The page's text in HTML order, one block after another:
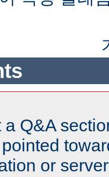
Q&A
or